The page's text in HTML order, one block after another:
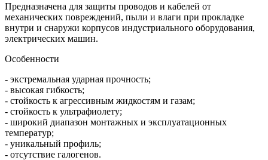
Предназначена для защиты проводов и кабелей от
механических повреждений, пыли и влаги при прокладке
внутри и снаружи корпусов индустриального оборудования,
электрических машин.
Особенности
- экстремальная ударная прочность;
- высокая гибкость;
- стойкость к агрессивным жидкостям и газам;
- стойкость к ультрафиолету;
- широкий диапазон монтажных и эксплуатационных
температур;
- уникальный профиль;
- отсутствие галогенов.